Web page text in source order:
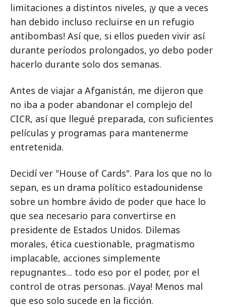
limitaciones a distintos niveles, ¡y que a veces
han debido incluso recluirse en un refugio
antibombas! Así que, si ellos pueden vivir así
durante períodos prolongados, yo debo poder
hacerlo durante solo dos semanas.
Antes de viajar a Afganistán, me dijeron que
no iba a poder abandonar el complejo del
CICR, así que llegué preparada, con suficientes
películas y programas para mantenerme
entretenida.
Decidí ver "House of Cards". Para los que no lo
sepan, es un drama político estadounidense
sobre un hombre ávido de poder que hace lo
que sea necesario para convertirse en
presidente de Estados Unidos. Dilemas
morales, ética cuestionable, pragmatismo
implacable, acciones simplemente
repugnantes... todo eso por el poder, por el
control de otras personas. ¡Vaya! Menos mal
que eso solo sucede en la ficción.